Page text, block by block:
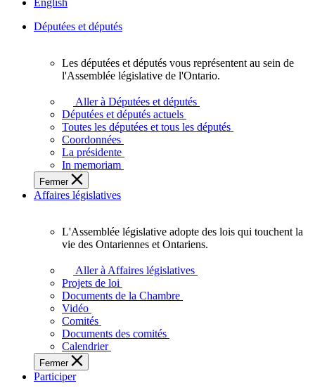
English
Députées et députés
députés
vous
représentent
sein
de
l'Assemblée
législative
l'Ontario.
Les députées et députés vous représentent au sein de
l'Assemblée législative de l'Ontario.
Aller à Députées et députés
Députées et députés actuels
Toutes les députées et tous les députés
Coordonnées
La présidente
In memoriam
Fermer
Affaires législatives
L'Assemblée
adopte
touchent
des
Ontariennes
et
L'Assemblée législative adopte des lois qui touchent la
vie des Ontariennes et Ontariens.
Aller à Affaires législatives
Projets de loi
Documents de la Chambre
Vidéo
Comités
Documents des comités
Calendrier
Fermer
Participer